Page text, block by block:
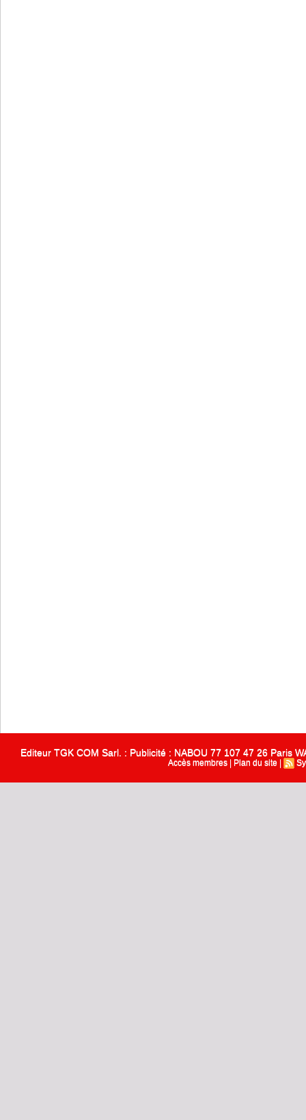
Editeur TGK COM Sarl. : Publicité : NABOU 77 107 47 26 Paris
Accès membres Plan du site